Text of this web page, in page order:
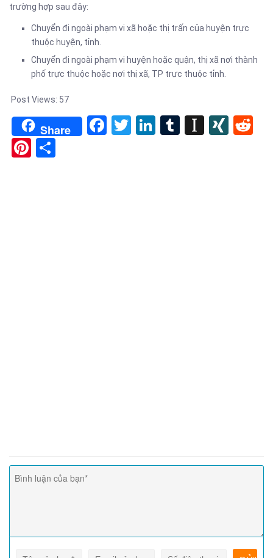
trường hợp sau đây:
Chuyển đi ngoài phạm vi xã hoặc thị trấn của huyện trực
thuộc huyện, tỉnh.
Chuyển đi ngoài phạm vi huyện hoặc quận, thị xã nơi thành
phố trực thuộc hoặc nơi thị xã, TP trực thuộc tỉnh.
Post Views: 57
Share Facebook
TwitterLinkedIn
Tumblr
Pinterest